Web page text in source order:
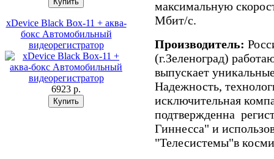
xDevice Black Box-11 + аква-
бокс Автомобильный
видеорегистратор
6923 p.
максимальную
Мбит/с.
Производитель:
(г.Зеленоград)
выпускает
Надежность,
исключительная
подтвержденна
Гиннесса" и
"Телесистемы"в